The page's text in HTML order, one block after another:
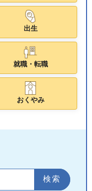
出生
就職・転職
おくやみ